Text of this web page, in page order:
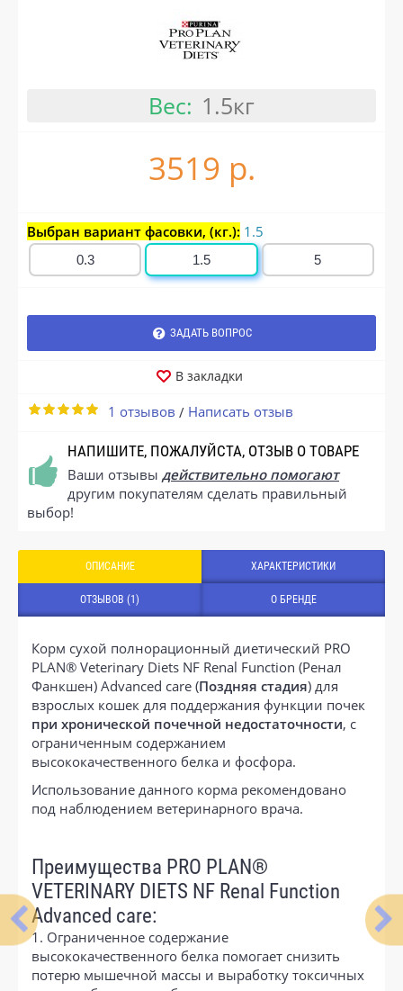
Вес: 1.5кг
3519 р.
Выбран вариант фасовки, (кг.): 1.5
0.3 1.5 5
ЗАДАТЬ ВОПРОС
В закладки
1 отзывов / Написать отзыв
НАПИШИТЕ, ПОЖАЛУЙСТА, ОТЗЫВ О ТОВАРЕ
Ваши отзывы действительно помогают
другим покупателям сделать правильный
выбор!
ОПИСАНИЕ ХАРАКТЕРИСТИКИ
ОТЗЫВОВ (1) О БРЕНДЕ
Корм сухой полнорационный диетический PRO
PLAN® Veterinary Diets NF Renal Function (Ренал
Фанкшен) Advanced care (Поздняя стадия) для
взрослых кошек для поддержания функции почек
при хронической почечной недостаточности, с
ограниченным содержанием
высококачественного белка и фосфора.
Использование данного корма рекомендовано
под наблюдением ветеринарного врача.
Преимущества PRO PLAN®
VETERINARY DIETS NF Renal Function
Advanced care:
1. Ограниченное содержание
высококачественного белка помогает снизить
потерю мышечной массы и выработку токсичных